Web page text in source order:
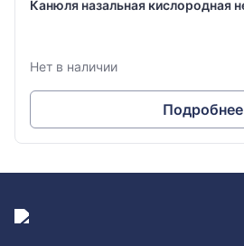
Канюля назальная кислородная
Нет в наличии
Подробнее